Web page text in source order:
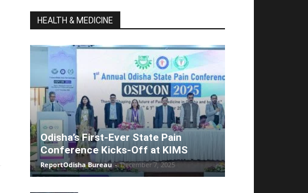
HEALTH & MEDICINE
Odisha’s First-Ever State Pain
Conference Kicks-Off at KIMS
ReportOdisha Bureau - December 7, 2025